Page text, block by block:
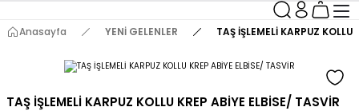
Anasayfa YENİ GELENLER TAŞ İŞLEMELİ KARPUZ KOLLU
TAŞ İŞLEMELİ KARPUZ KOLLU KREP ABİYE ELBİSE/ TASVİR